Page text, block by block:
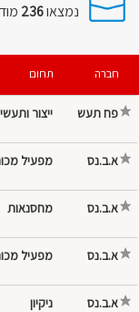
נמצאו236
חברה תחום
פח תעש ייצור
א.ב.נס
א.ב.נס מחסנאות
א.ב.נס
א.ב.נס ניקיון